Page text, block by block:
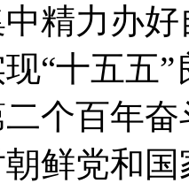
精力办
“十五五
个百年
鲜党和